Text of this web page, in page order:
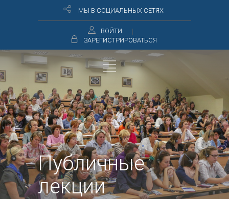
МЫ В СОЦИАЛЬНЫХ СЕТЯХ
ВОЙТИ
ЗАРЕГИСТРИРОВАТЬСЯ
Публичные
лекции